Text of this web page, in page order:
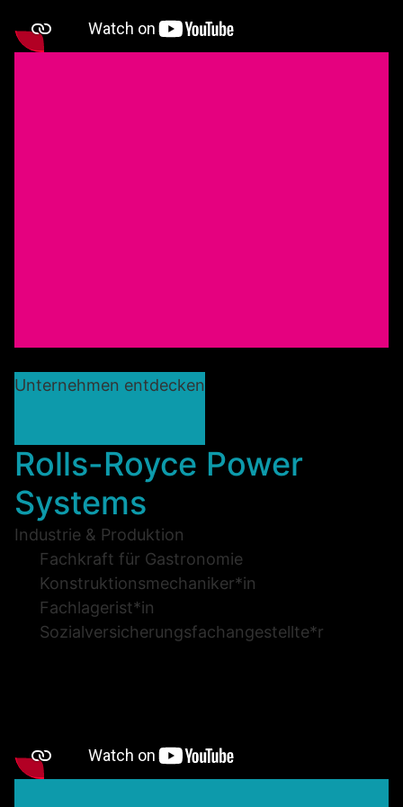
Unternehmen entdecken
Rolls-Royce Power
Systems
Industrie & Produktion
Fachkraft für Gastronomie
Konstruktionsmechaniker*in
Fachlagerist*in
Sozialversicherungsfachangestellte*r